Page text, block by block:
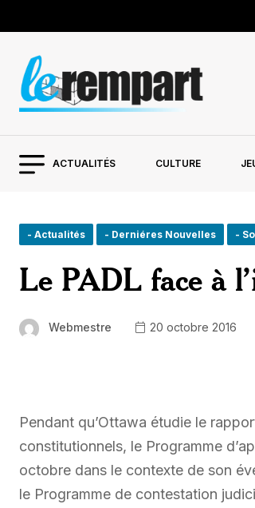
ACTUALITÉS CULTURE
- Actualités - Derniéres Nouvelles -
Le PADL face à
Webmestre 20 octobre 2016
Pendant qu’Ottawa étudie le
constitutionnels, le Programme
octobre dans le contexte de son
le Programme de contestation